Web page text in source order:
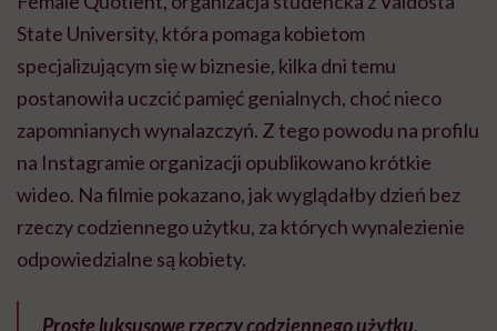
State University, która pomaga kobietom
specjalizującym się w biznesie, kilka dni temu
postanowiła uczcić pamięć genialnych, choć nieco
zapomnianych wynalazczyń. Z tego powodu na profilu
na Instagramie organizacji opublikowano krótkie
wideo. Na filmie pokazano, jak wyglądałby dzień bez
rzeczy codziennego użytku, za których wynalezienie
odpowiedzialne są kobiety.
„Proste luksusowe rzeczy codziennego użytku.